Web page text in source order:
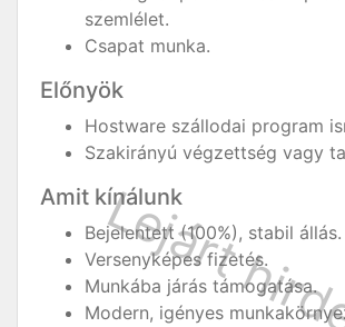
szemlélet.
Csapat munka.
Előnyök
Hostware szállodai program
Szakirányú végzettség vagy
Amit kínálunk
Bejelentett (100%), stabil állás.
Versenyképes fizetés.
Munkába járás támogatása.
Modern, igényes